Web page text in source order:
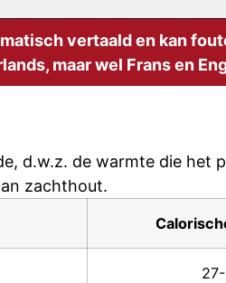
vertaald en kan
maar wel Frans en
d.w.z. de warmte die het
zachthout.